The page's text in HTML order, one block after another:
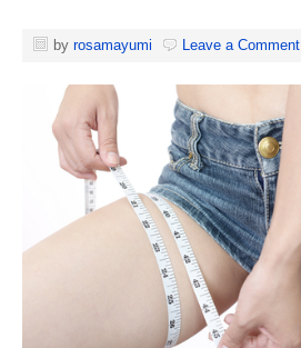
by rosamayumi Leave a Comment